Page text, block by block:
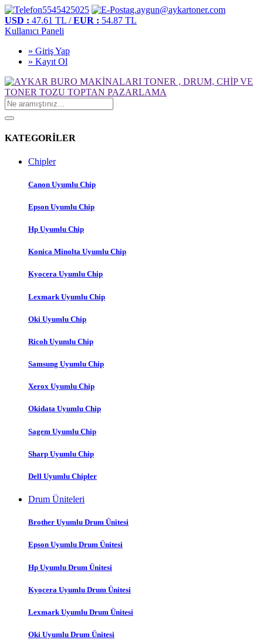
5545425025
g.aygun@aykartoner.com
USD : 47.61 TL /EUR : 54.87 TL
Kullanıcı Paneli
» Giriş Yap
» Kayıt Ol
KATEGORİLER
Chipler
Canon Uyumlu Chip
Epson Uyumlu Chip
Hp Uyumlu Chip
Konica Minolta Uyumlu Chip
Kyocera Uyumlu Chip
Lexmark Uyumlu Chip
Oki Uyumlu Chip
Ricoh Uyumlu Chip
Samsung Uyumlu Chip
Xerox Uyumlu Chip
Okidata Uyumlu Chip
Sagem Uyumlu Chip
Sharp Uyumlu Chip
Dell Uyumlu Chipler
Drum Üniteleri
Brother Uyumlu Drum Ünitesi
Epson Uyumlu Drum Ünitesi
Hp Uyumlu Drum Ünitesi
Kyocera Uyumlu Drum Ünitesi
Lexmark Uyumlu Drum Ünitesi
Oki Uyumlu Drum Ünitesi